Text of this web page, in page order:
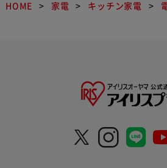
HOME 家電 キッチン家電